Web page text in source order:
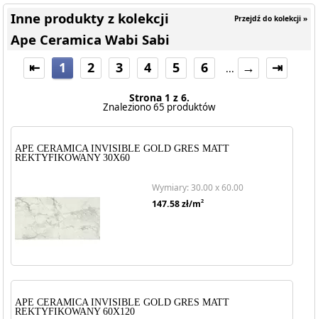
Przejdź do kolekcji »
Inne produkty z kolekcji
Ape Ceramica Wabi Sabi
⇤ 1 2 3 4 5 6 ... → ⇥
Strona 1 z 6.
Znaleziono 65 produktów
APE CERAMICA INVISIBLE GOLD GRES MATT
REKTYFIKOWANY 30X60
Wymiary: 30.00 x 60.00
147.58zł/m2
APE CERAMICA INVISIBLE GOLD GRES MATT
REKTYFIKOWANY 60X120